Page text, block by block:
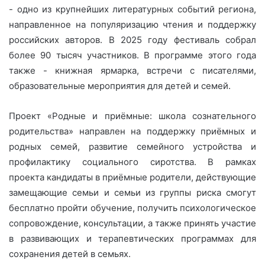
- одно из крупнейших литературных событий региона,
направленное на популяризацию чтения и поддержку
российских авторов. В 2025 году фестиваль собрал
более 90 тысяч участников. В программе этого года
также - книжная ярмарка, встречи с писателями,
образовательные мероприятия для детей и семей.
Проект «Родные и приёмные: школа сознательного
родительства» направлен на поддержку приёмных и
родных семей, развитие семейного устройства и
профилактику социального сиротства. В рамках
проекта кандидаты в приёмные родители, действующие
замещающие семьи и семьи из группы риска смогут
бесплатно пройти обучение, получить психологическое
сопровождение, консультации, а также принять участие
в развивающих и терапевтических программах для
сохранения детей в семьях.